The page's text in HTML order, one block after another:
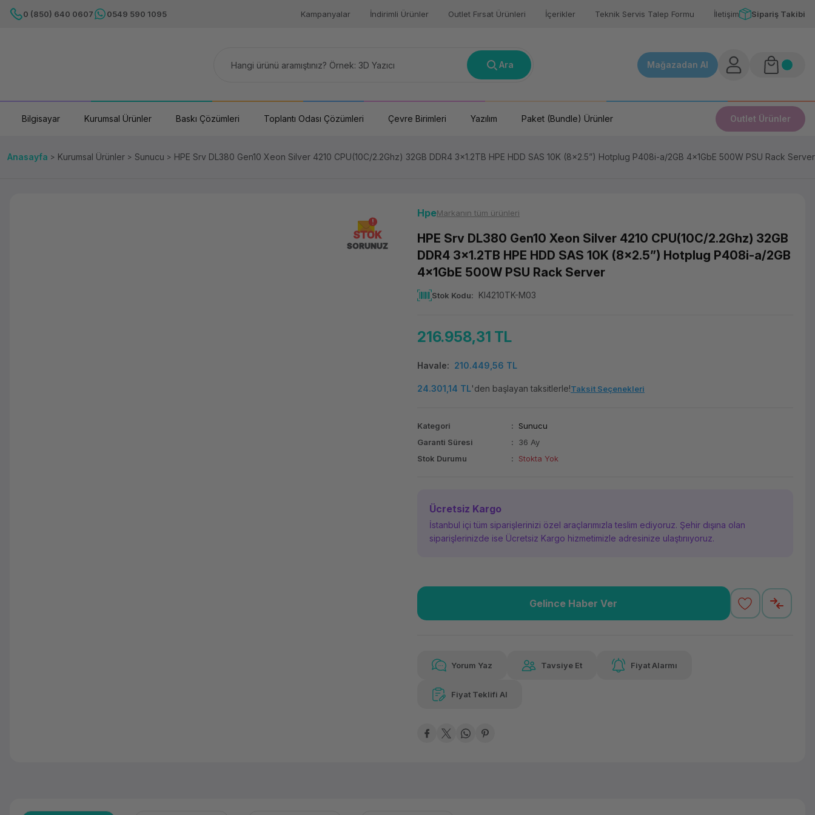
0 (850) 640 0607 0549 590 1095 Kampanyalar İndirimli Ürünler Outlet Fırsat Ürünleri İçerikler Teknik Servis Talep Formu İletişim Sipariş Takibi
Ara Mağazadan Al
Bilgisayar Kurumsal Ürünler Baskı Çözümleri Toplantı Odası Çözümleri Çevre Birimleri Yazılım Paket (Bundle) Ürünler Outlet Ürünler
Anasayfa Kurumsal Ürünler Sunucu HPE Srv DL380 Gen10 Xeon Silver 4210 CPU(10C/2.2Ghz) 32GB DDR4 3x1.2TB HPE HDD SAS 10K (8x2.5”) Hotplug P408i-a/2GB 4x1GbE 500W PSU Rack Server
STOK
SORUNUZ
HpeMarkanın tüm ürünleri
HPE Srv DL380 Gen10 Xeon Silver 4210 CPU(10C/2.2Ghz) 32GB
DDR4 3x1.2TB HPE HDD SAS 10K (8x2.5”) Hotplug P408i-a/2GB
4x1GbE 500W PSU Rack Server
Stok Kodu KI4210TK-M03
216.958,31 TL
Havale 210.449,56 TL
24.301,14 TL'den başlayan taksitlerle!Taksit Seçenekleri
Kategori
Sunucu
Garanti Süresi
36 Ay
Stok Durumu
Stokta Yok
Ücretsiz Kargo
İstanbul içi tüm siparişlerinizi özel araçlarımızla teslim ediyoruz. Şehir dışına olan
siparişlerinizde ise Ücretsiz Kargo hizmetimizle adresinize ulaştırııyoruz.
Güvenilir Alışveriş
Gelince Haber Ver
Yorum Yaz Tavsiye Et Fiyat Alarmı
Fiyat Teklifi Al